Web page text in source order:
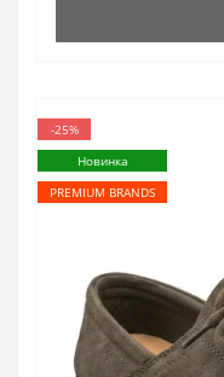
-25%
Новинка
PREMIUM BRANDS